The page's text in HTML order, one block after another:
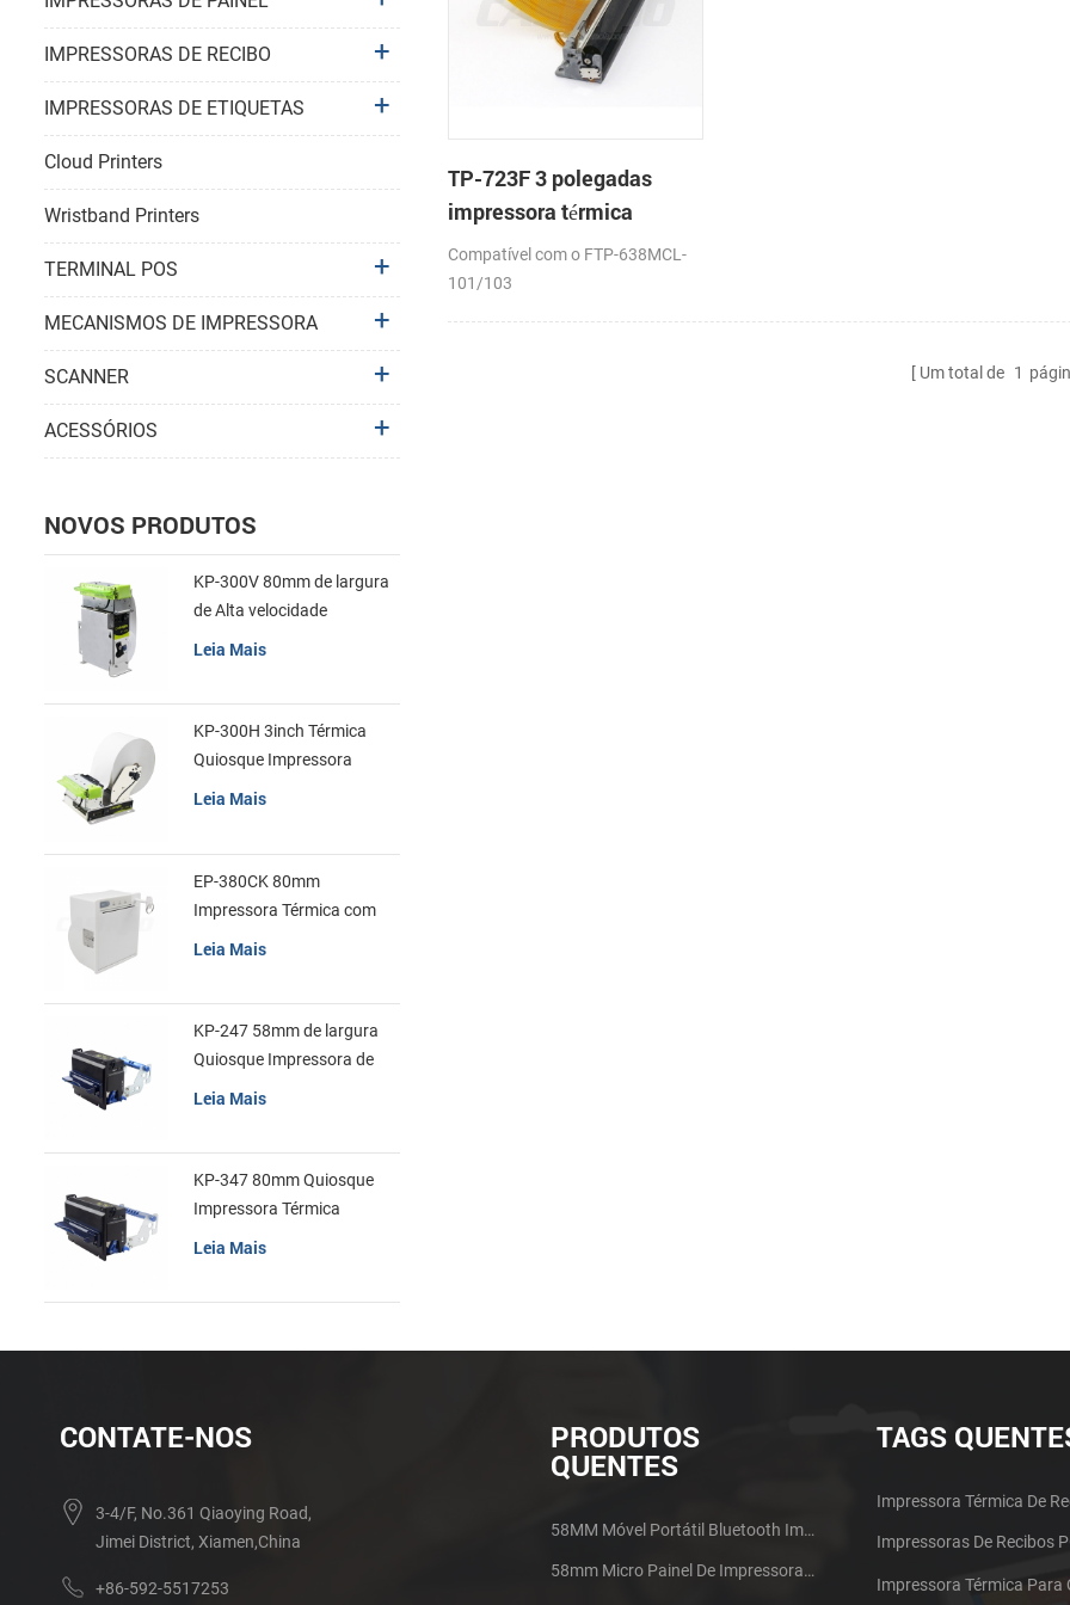
TP-723F 3 polegadas
impressora térmica
mecanismo de
Compatível com o FTP-638MCL-
101/103
Um total de 1
IMPRESSORAS DE RECIBO
IMPRESSORAS DE ETIQUETAS
Cloud Printers
Wristband Printers
TERMINAL POS
MECANISMOS DE IMPRESSORA
SCANNER
ACESSÓRIOS
NOVOS PRODUTOS
KP-300V 80mm de largura
de Alta velocidade
Quiosque Impressora
Leia Mais
KP-300H 3inch Térmica
Quiosque Impressora
Módulo de
Leia Mais
EP-380CK 80mm
Impressora Térmica com
Tampa de Bloqueio
Leia Mais
KP-247 58mm de largura
Quiosque Impressora de
recibos
Leia Mais
KP-347 80mm Quiosque
Impressora Térmica
Leia Mais
CONTATE-NOS
3-4/F, No.361 Qiaoying Road,
Jimei District, Xiamen,China
+86-592-5517253
PRODUTOS
QUENTES
58MM Móvel Portátil Bluetooth Impressora Térmica PTP-II
58mm Micro Painel De Impressora De Recibos Térmica CSN-A1
TAGS
Impressora Térmica De
Impressoras De Recibos
Impressora Térmica Para